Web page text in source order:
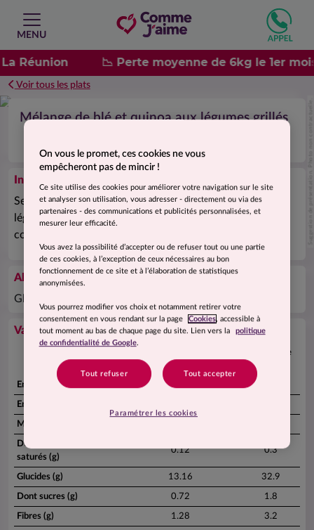
MENU
Réunion 📉 Perte moyenne de 6kg le 1er
Voir tous les plats
Suggestion de présentation. Photo non contractuelle.
Mélange de blé et quinoa aux légumes grillés
Ingrédients
Semoule deblédur (gluten) 71%, quinoa blanc 20,6%,
légumes déshydratés (poivrons, oignon, tomate,
courgette), arômes naturels, sel, plantes aromatiques.
Allergènes
Gluten. Peut contenir des traces de lait.
Valeurs nutritionnelles
reconstitué
Portion de
Energie (kJ) 295.6
Energie (kcal)
Matières grasses (g)
Dont acides gras
saturés (g)
0.12 0.3
Glucides (g) 13.16 32.9
Dont sucres (g) 0.72 1.8
Fibres (g) 1.28 3.2
On vous le promet, ces cookies ne vous
empêcheront pas de mincir !
Ce site utilise des cookies pour améliorer votre navigation sur le site
et analyser son utilisation, vous adresser - directement ou via des
partenaires - des communications et publicités personnalisées, et
mesurer leur efficacité.
Vous avez la possibilité d’accepter ou de refuser tout ou une partie
de ces cookies, à l’exception de ceux nécessaires au bon
fonctionnement de ce site et à l’élaboration de statistiques
anonymisées.
Vous pourrez modifier vos choix et notamment retirer votre
consentement en vous rendant sur la page
Cookies, accessible à
tout moment au bas de chaque page du site. Lien vers la
politique
de confidentialité de Google.
Tout refuser Tout accepter
Paramétrer les cookies